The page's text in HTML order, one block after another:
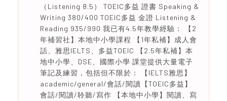
（Listening 8.5） TOEIC多益 證書 Speaking &
Writing 380/400 TOEIC多益 金證 Listening &
Reading 935/990 我已有4.5年教學經驗： 【2
年補習社】本地中小學課程 【1年私補】成人會
話、雅思IELTS、多益TOEIC 【2.5年私補】本
地中小學、DSE、國際小學 課堂提供大量電子
筆記及練習，包括但不限於： 【IELTS雅思】
academic/general/會話/閱讀【TOEIC多益】
會話/閱讀/聆聽/寫作 【本地中小學】閱讀、寫